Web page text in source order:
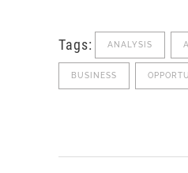
Tags: ANALYSIS
BUSINESS